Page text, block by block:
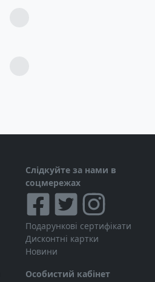
Слідкуйте за нами в
соцмережах
Подарункові сертифікати
Дисконтні картки
Новини
Особистий кабінет